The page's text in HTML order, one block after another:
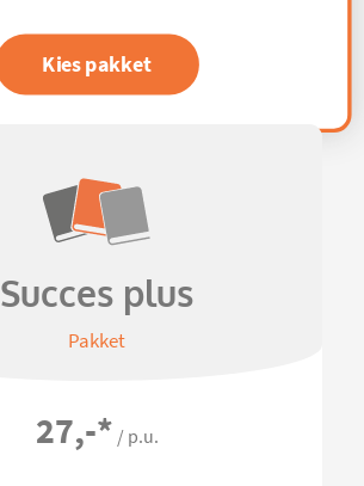
Kies pakket
Succes plus
Pakket
27,-* / p.u.